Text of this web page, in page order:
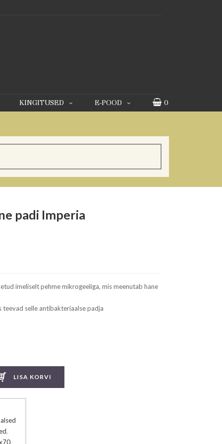
KINGITUSED E-POOD 0
padi Imperia
imeliselt pehme mikrogeeliga, mis meenutab hane
teevad selle antibakteriaalse padja
LISA KORVI
,
,